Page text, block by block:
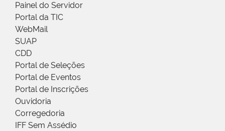
Painel do Servidor
Portal da TIC
WebMail
SUAP
CDD
Portal de Seleções
Portal de Eventos
Portal de Inscrições
Ouvidoria
Corregedoria
IFF Sem Assédio